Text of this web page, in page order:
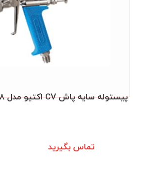
پیستوله سایه پاش CV اکتیو مدل AC۱۰۲۸
تماس بگیرید